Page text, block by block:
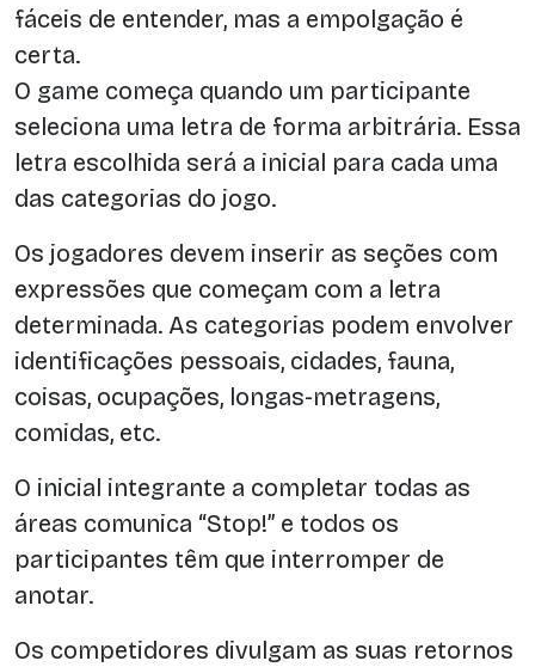
fáceis de entender, mas a empolgação é
certa.
O game começa quando um participante
seleciona uma letra de forma arbitrária. Essa
letra escolhida será a inicial para cada uma
das categorias do jogo.
Os jogadores devem inserir as seções com
expressões que começam com a letra
determinada. As categorias podem envolver
identificações pessoais, cidades, fauna,
coisas, ocupações, longas-metragens,
comidas, etc.
O inicial integrante a completar todas as
áreas comunica “Stop!” e todos os
participantes têm que interromper de
anotar.
Os competidores divulgam as suas retornos